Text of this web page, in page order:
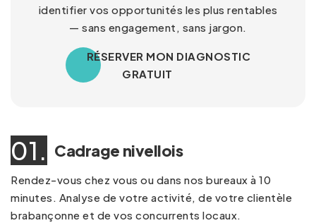
identifier vos opportunités les plus rentables
— sans engagement, sans jargon.
RÉSERVER MON DIAGNOSTIC
GRATUIT
01. Cadrage nivellois
Rendez-vous chez vous ou dans nos bureaux à 10
minutes. Analyse de votre activité, de votre clientèle
brabançonne et de vos concurrents locaux.